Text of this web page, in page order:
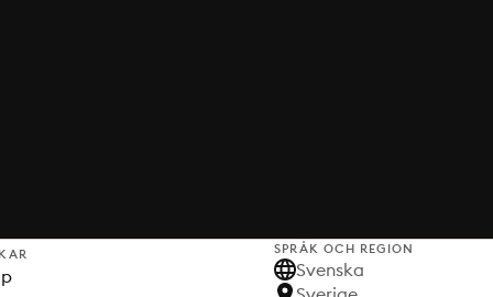
SPRÅK OCH REGION
Svenska